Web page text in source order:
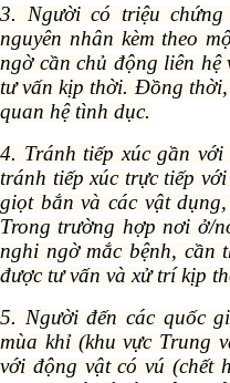
3. Người có triệu
nguyên nhân kèm theo
ngờ cần chủ động liên hệ
tư vấn kịp thời. Đồng
quan hệ tình dục.
4. Tránh tiếp xúc gần
tránh tiếp xúc trực tiếp
giọt bắn và các vật
Trong trường hợp nơi ở/
nghi ngờ mắc bệnh, cần
được tư vấn và xử trí kịp
5. Người đến các quốc
mùa khỉ (khu vực Trung
với động vật có vú (chết